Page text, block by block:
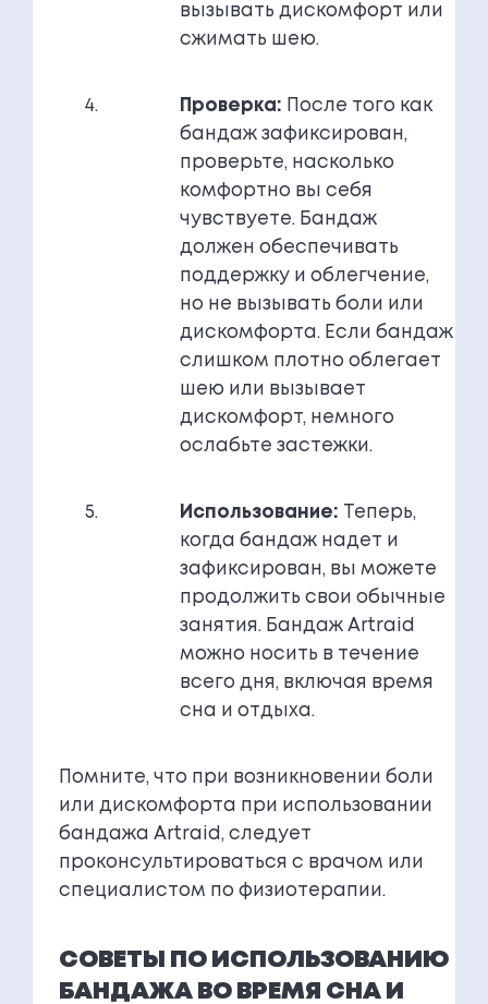
вызывать дискомфорт или
сжимать шею.
Проверка: После того как
бандаж зафиксирован,
проверьте, насколько
комфортно вы себя
чувствуете. Бандаж
должен обеспечивать
поддержку и облегчение,
но не вызывать боли или
дискомфорта. Если бандаж
слишком плотно облегает
шею или вызывает
дискомфорт, немного
ослабьте застежки.
Использование: Теперь,
когда бандаж надет и
зафиксирован, вы можете
продолжить свои обычные
занятия. Бандаж Artraid
можно носить в течение
всего дня, включая время
сна и отдыха.
Помните, что при возникновении боли
или дискомфорта при использовании
бандажа Artraid, следует
проконсультироваться с врачом или
специалистом по физиотерапии.
СОВЕТЫ ПО ИСПОЛЬЗОВАНИЮ
БАНДАЖА ВО ВРЕМЯ СНА И